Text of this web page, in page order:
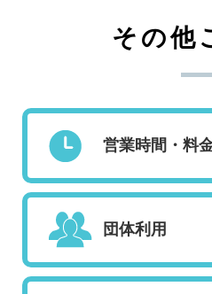
その他
営業時間・料
団体利用